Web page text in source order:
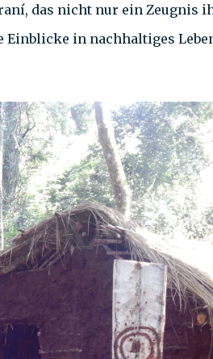
das nicht nur ein Zeugnis
in nachhaltiges